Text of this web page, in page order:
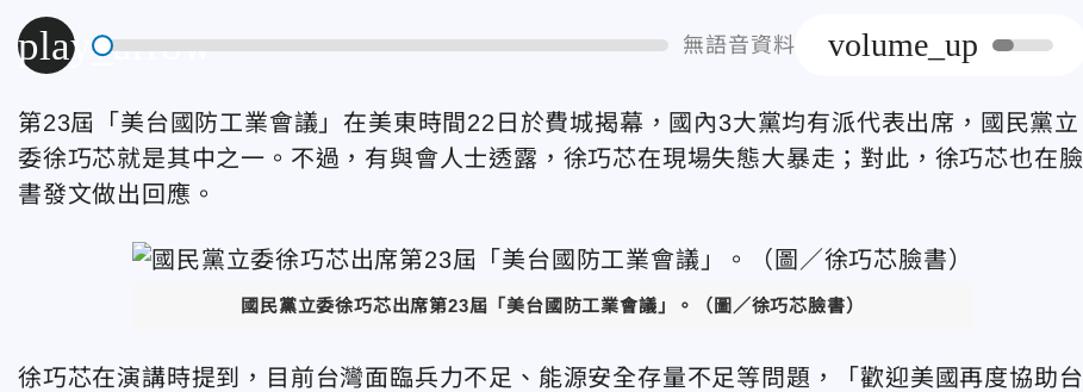
play_arrow 無語音資料 volume_up
第23屆「美台國防工業會議」在美東時間22日於費城揭幕，國內3大黨均有派代表出席，國民黨立
委徐巧芯就是其中之一。不過，有與會人士透露，徐巧芯在現場失態大暴走；對此，徐巧芯也在臉
書發文做出回應。
國民黨立委徐巧芯出席第23屆「美台國防工業會議」。（圖／徐巧芯臉書）
徐巧芯在演講時提到，目前台灣面臨兵力不足、能源安全存量不足等問題，「歡迎美國再度協助台